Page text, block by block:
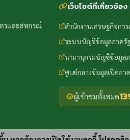
รและสหกรณ์
เว็บไซต์ที่เกี่ยวข้อง
สำนักงานเศรษฐกิจกา
ระบบบัญชีข้อมูลภาครัฐ
นามานุกรมบัญชีข้อมูล
ศูนย์กลางข้อมูลเปิดภา
ผู้เข้าชมทั้งหมด